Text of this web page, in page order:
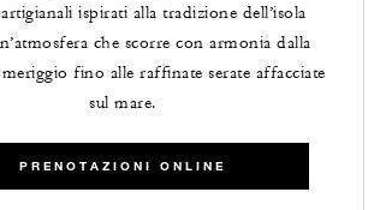
ispirati alla tradizione dell’isola
che scorre con armonia dalla
fino alle raffinate serate affacciate
sul mare.
PRENOTAZIONI ONLINE